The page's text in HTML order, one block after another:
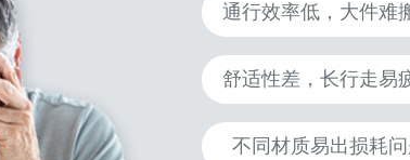
通行效率低，大件难
舒适性差，长行走易
不同材质易出损耗